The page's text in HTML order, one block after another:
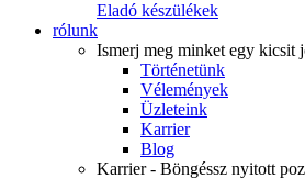
Eladó készülékek
rólunk
Ismerj meg minket egy kicsit
Történetünk
Vélemények
Üzleteink
Karrier
Blog
Karrier - Böngéssz nyitott